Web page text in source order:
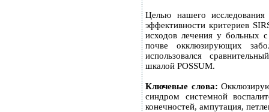
Целью нашего исследования
эффективности критериев
исходов лечения у больных
почве окклюзирующих
использовался
шкалой POSSUM.
Ключевые слова:
синдром системной
конечностей, ампутация,